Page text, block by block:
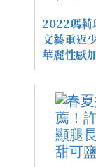
2022瑪莉
文藝重返
華麗性感